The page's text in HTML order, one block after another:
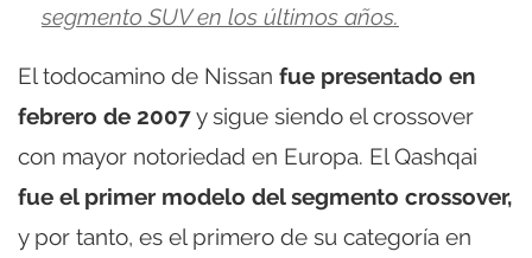
segmento SUV en los últimos años.
El todocamino de Nissan fue presentado en
febrero de 2007y sigue siendo el crossover
con mayor notoriedad en Europa. El Qashqai
fue el primer modelo del segmento crossover,
y por tanto, es el primero de su categoría en